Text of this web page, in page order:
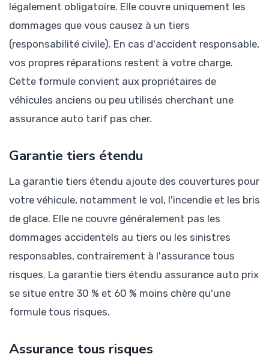
légalement obligatoire. Elle couvre uniquement les
dommages que vous causez à un tiers
(responsabilité civile). En cas d'accident responsable,
vos propres réparations restent à votre charge.
Cette formule convient aux propriétaires de
véhicules anciens ou peu utilisés cherchant une
assurance auto tarif pas cher.
Garantie tiers étendu
La garantie tiers étendu ajoute des couvertures pour
votre véhicule, notamment le vol, l'incendie et les bris
de glace. Elle ne couvre généralement pas les
dommages accidentels au tiers ou les sinistres
responsables, contrairement à l'assurance tous
risques. La garantie tiers étendu assurance auto prix
se situe entre 30 % et 60 % moins chère qu'une
formule tous risques.
Assurance tous risques